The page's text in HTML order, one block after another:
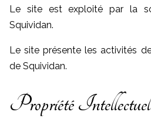
Le site est exploité par la
Squividan.
Le site présente les activités
de Squividan.
Propriété